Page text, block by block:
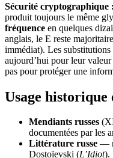
Sécurité cryptographique
produit toujours le même
fréquence en quelques
anglais, le E reste
immédiat). Les
aujourd’hui pour leur valeur
pas pour protéger une
Usage historique
Mendiants russes
documentées par les
Littérature russe —
Dostoïevski (L’Idiot).